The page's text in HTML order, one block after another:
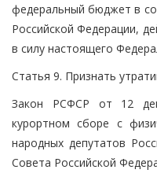
федеральный бюджет в
Российской Федерации,
в силу настоящего
Статья 9. Признать
Закон РСФСР от 12
курортном сборе с
народных депутатов
Совета Российской